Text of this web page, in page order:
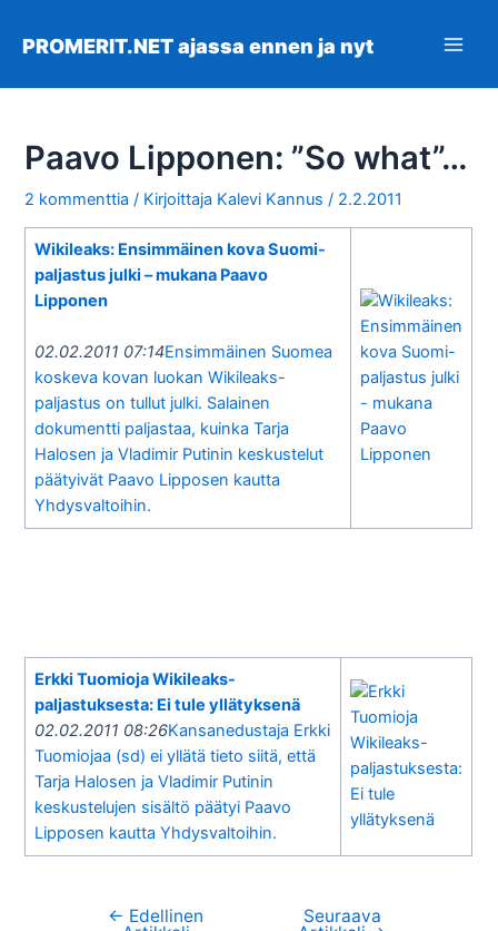
sisältöön
PROMERIT.NET ajassa ennen ja nyt
Paavo Lipponen: ”So what”…
2 kommenttia / Kirjoittaja Kalevi Kannus/ 2.2.2011
Wikileaks: Ensimmäinen kova Suomi-
paljastus julki – mukana Paavo
Lipponen
02.02.2011 07:14Ensimmäinen Suomea
koskeva kovan luokan Wikileaks-
paljastus on tullut julki. Salainen
dokumentti paljastaa, kuinka Tarja
Halosen ja Vladimir Putinin keskustelut
päätyivät Paavo Lipposen kautta
Yhdysvaltoihin.
Erkki Tuomioja Wikileaks-
paljastuksesta: Ei tule yllätyksenä
02.02.2011 08:26Kansanedustaja Erkki
Tuomiojaa (sd) ei yllätä tieto siitä, että
Tarja Halosen ja Vladimir Putinin
keskustelujen sisältö päätyi Paavo
Lipposen kautta Yhdysvaltoihin.
Artikkelien
← Edellinen Seuraava